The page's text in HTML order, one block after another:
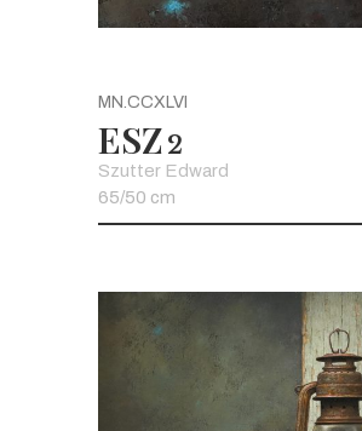
MN.CCXLVI
ESZ 2
Szutter Edward
65/50 cm